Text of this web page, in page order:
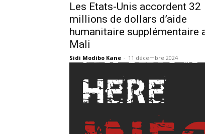
Les Etats-Unis accordent 32
millions de dollars d’aide
humanitaire supplémentaire
Mali
Sidi Modibo Kane - 11 décembre 2024